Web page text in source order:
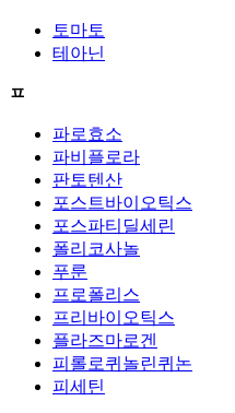
토마토
테아닌
ㅍ
파로효소
파비플로라
판토텐산
포스트바이오틱스
포스파티딜세린
폴리코사놀
푸룬
프로폴리스
프리바이오틱스
플라즈마로겐
피롤로퀴놀린퀴논
피세틴